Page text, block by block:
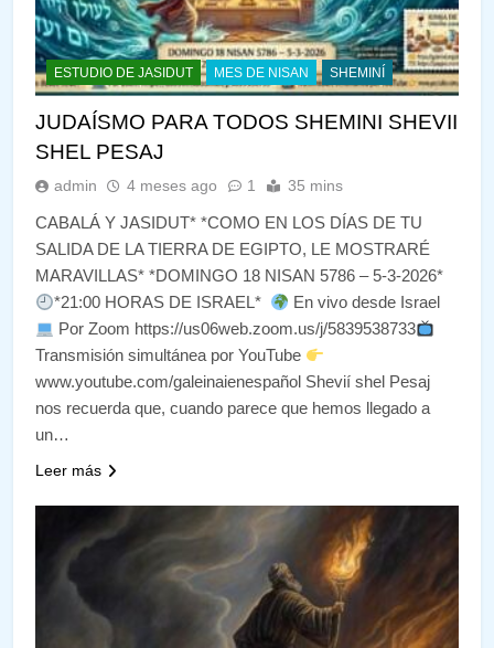
ESTUDIO DE JASIDUT MES DE NISAN SHEMINÍ
JUDAÍSMO PARA TODOS SHEMINI SHEVII
SHEL PESAJ
admin 4 meses ago 1 35 mins
CABALÁ Y JASIDUT* *COMO EN LOS DÍAS DE TU
SALIDA DE LA TIERRA DE EGIPTO, LE MOSTRARÉ
MARAVILLAS* *DOMINGO 18 NISAN 5786 – 5-3-2026*
*21:00 HORAS DE ISRAEL*
En vivo desde Israel
Por Zoom https://us06web.zoom.us/j/5839538733
Transmisión simultánea por YouTube
www.youtube.com/galeinaienespañol Shevií shel Pesaj
nos recuerda que, cuando parece que hemos llegado a
un…
Leer más